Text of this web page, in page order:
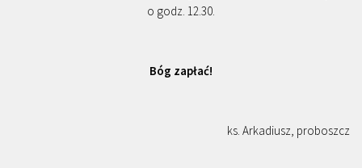
o godz. 12.30.
Bóg zapłać!
ks. Arkadiusz, proboszcz